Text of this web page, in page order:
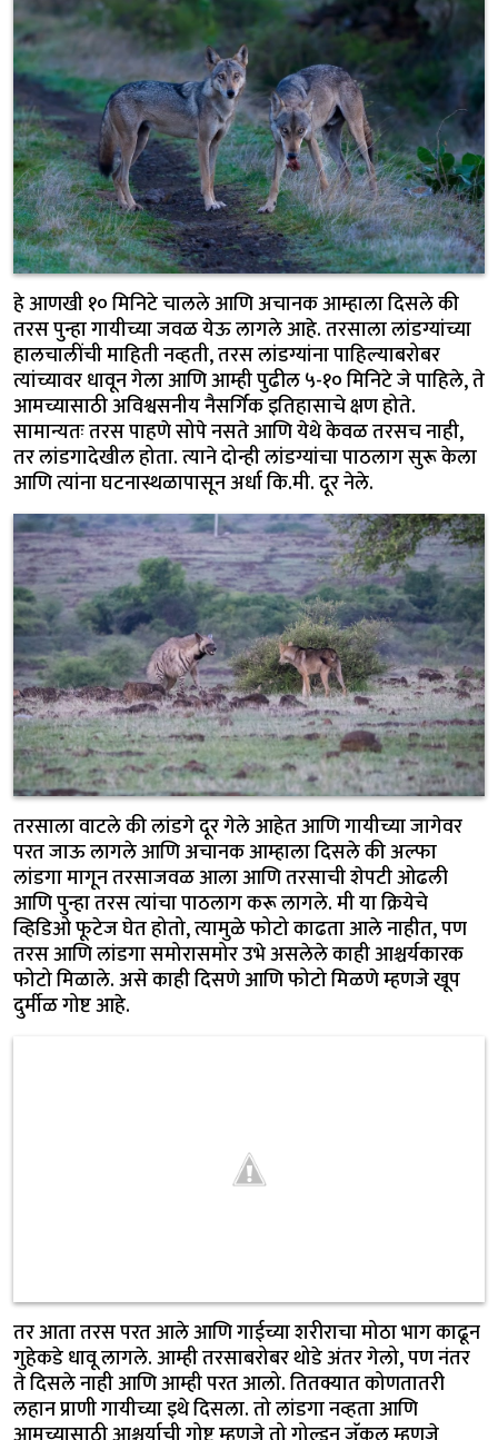
हे आणखी १० मिनिटे चालले आणि अचानक आम्हाला दिसले की
तरस पुन्हा गायीच्या जवळ येऊ लागले आहे. तरसाला लांडग्यांच्या
हालचालींची माहिती नव्हती, तरस लांडग्यांना पाहिल्याबरोबर
त्यांच्यावर धावून गेला आणि आम्ही पुढील ५-१० मिनिटे जे पाहिले, ते
आमच्यासाठी अविश्वसनीय नैसर्गिक इतिहासाचे क्षण होते.
सामान्यतः तरस पाहणे सोपे नसते आणि येथे केवळ तरसच नाही,
तर लांडगादेखील होता. त्याने दोन्ही लांडग्यांचा पाठलाग सुरू केला
आणि त्यांना घटनास्थळापासून अर्धा कि.मी. दूर नेले.
तरसाला वाटले की लांडगे दूर गेले आहेत आणि गायीच्या जागेवर
परत जाऊ लागले आणि अचानक आम्हाला दिसले की अल्फा
लांडगा मागून तरसाजवळ आला आणि तरसाची शेपटी ओढली
आणि पुन्हा तरस त्यांचा पाठलाग करू लागले. मी या क्रियेचे
व्हिडिओ फूटेज घेत होतो, त्यामुळे फोटो काढता आले नाहीत, पण
तरस आणि लांडगा समोरासमोर उभे असलेले काही आश्चर्यकारक
फोटो मिळाले. असे काही दिसणे आणि फोटो मिळणे म्हणजे खूप
दुर्मीळ गोष्ट आहे.
तर आता तरस परत आले आणि गाईच्या शरीराचा मोठा भाग काढून
गुहेकडे धावू लागले. आम्ही तरसाबरोबर थोडे अंतर गेलो, पण नंतर
ते दिसले नाही आणि आम्ही परत आलो. तितक्यात कोणतातरी
लहान प्राणी गायीच्या इथे दिसला. तो लांडगा नव्हता आणि